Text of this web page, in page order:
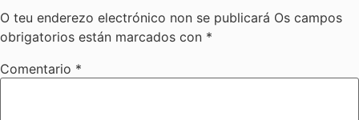
O teu enderezo electrónico non se publicará Os campos
obrigatorios están marcados con *
Comentario *